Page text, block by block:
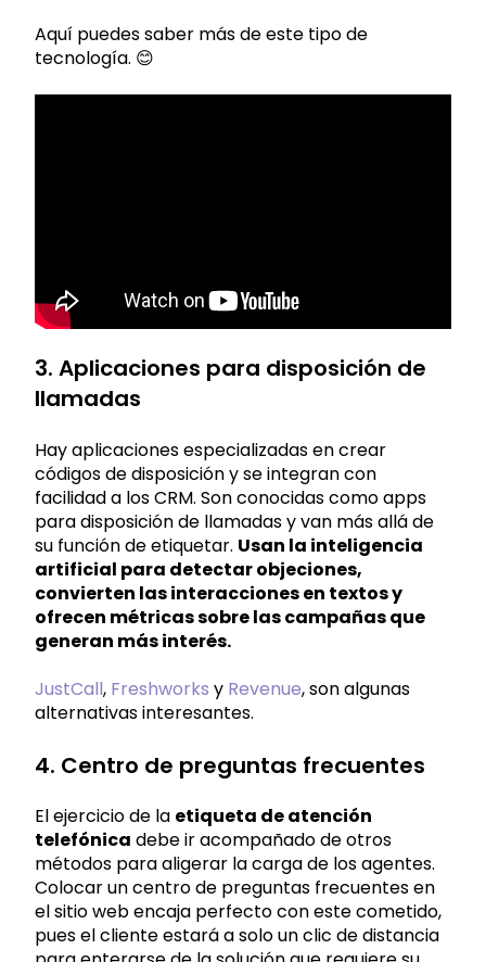
Aquí puedes saber más de este tipo de
tecnología. 😊
3. Aplicaciones para disposición de
llamadas
Hay aplicaciones especializadas en crear
códigos de disposición y se integran con
facilidad a los CRM. Son conocidas como apps
para disposición de llamadas y van más allá de
su función de etiquetar. Usan la inteligencia
artificial para detectar objeciones,
convierten las interacciones en textos y
ofrecen métricas sobre las campañas que
generan más interés.
JustCall, Freshworks y Revenue, son algunas
alternativas interesantes.
4. Centro de preguntas frecuentes
El ejercicio de la etiqueta de atención
telefónica debe ir acompañado de otros
métodos para aligerar la carga de los agentes.
Colocar un centro de preguntas frecuentes en
el sitio web encaja perfecto con este cometido,
pues el cliente estará a solo un clic de distancia